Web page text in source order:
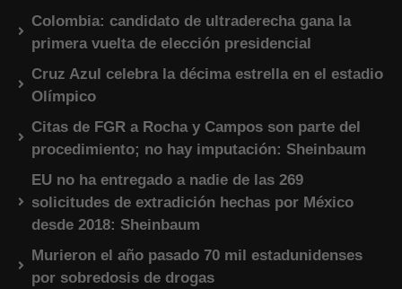
Colombia: candidato de ultraderecha gana la
primera vuelta de elección presidencial
Cruz Azul celebra la décima estrella en el estadio
Olímpico
Citas de FGR a Rocha y Campos son parte del
procedimiento; no hay imputación: Sheinbaum
EU no ha entregado a nadie de las 269
solicitudes de extradición hechas por México
desde 2018: Sheinbaum
Murieron el año pasado 70 mil estadunidenses
por sobredosis de drogas